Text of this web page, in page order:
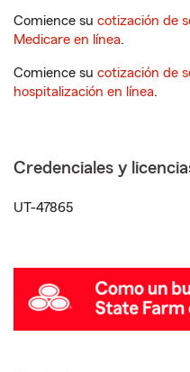
Comience su cotización de
Medicare en línea.
Comience su cotización de
hospitalización en línea.
Credenciales y
UT-47865